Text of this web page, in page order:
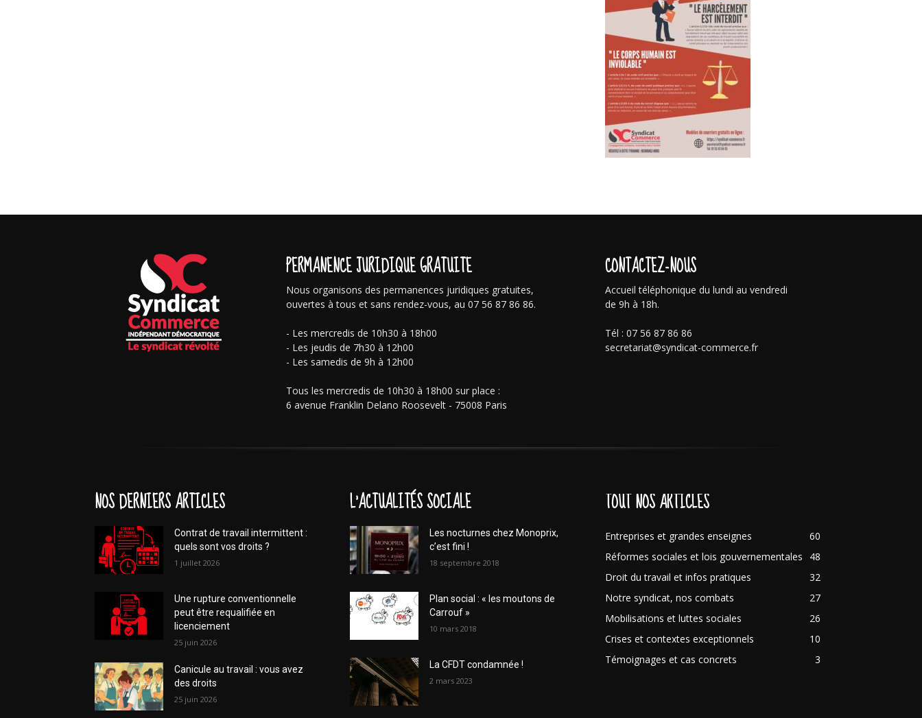
PERMANENCE JURIDIQUE GRATUITE
Nous organisons des permanences juridiques gratuites,
ouvertes à tous et sans rendez-vous, au 07 56 87 86 86.
- Les mercredis de 10h30 à 18h00
- Les jeudis de 7h30 à 12h00
- Les samedis de 9h à 12h00
Tous les mercredis de 10h30 à 18h00 sur place :
6 avenue Franklin Delano Roosevelt - 75008 Paris
CONTACTEZ-NOUS
Accueil téléphonique du lundi au vendredi
de 9h à 18h.
Tél : 07 56 87 86 86
secretariat@syndicat-commerce.fr
NOS DERNIERS ARTICLES
Contrat de travail intermittent :
quels sont vos droits ?
1 juillet 2026
Une rupture conventionnelle
peut être requalifiée en
licenciement
25 juin 2026
Canicule au travail : vous avez
des droits
25 juin 2026
L'ACTUALITÉS SOCIALE
Les nocturnes chez Monoprix,
c’est fini !
18 septembre 2018
Plan social : « les moutons de
Carrouf »
10 mars 2018
La CFDT condamnée !
2 mars 2023
TOUT NOS ARTICLES
Entreprises et grandes enseignes
60
Réformes sociales et lois gouvernementales
48
Droit du travail et infos pratiques
32
Notre syndicat, nos combats
27
Mobilisations et luttes sociales
26
Crises et contextes exceptionnels
10
Témoignages et cas concrets
3